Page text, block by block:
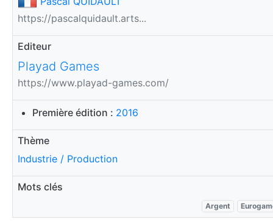
https://pascalquidault.arts...
Editeur
Playad Games
https://www.playad-games.com/
Première édition : 2016
Thème
Industrie / Production
Mots clés
Argent